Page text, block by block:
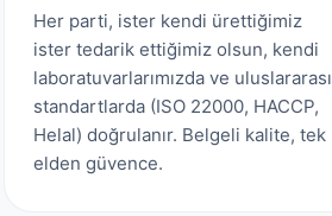
Her parti, ister kendi ürettiğimiz
ister tedarik ettiğimiz olsun, kendi
laboratuvarlarımızda ve uluslararası
standartlarda (ISO 22000, HACCP,
Helal) doğrulanır. Belgeli kalite, tek
elden güvence.